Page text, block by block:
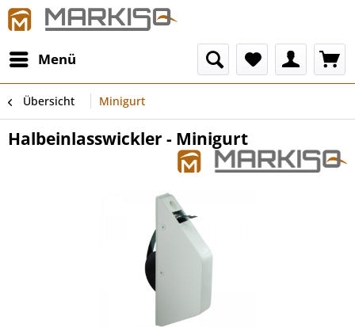
Menü
Übersicht Minigurt
Halbeinlasswickler - Minigurt